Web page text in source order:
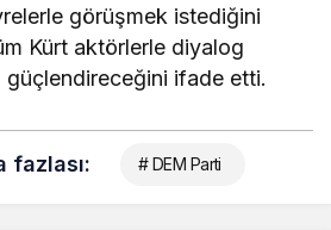
görüşmek istediğini
Kürt aktörlerle diyalog
güçlendireceğini ifade etti.
fazlası: # DEM Parti